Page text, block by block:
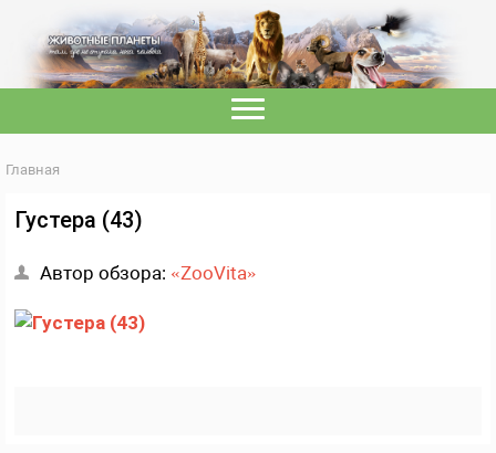
Главная
Густера (43)
Автор обзора: «ZooVita»